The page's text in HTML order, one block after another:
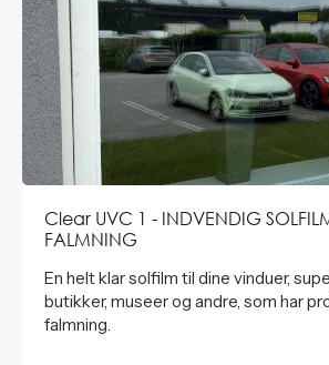
Clear UVC 1 - INDVENDIG
FALMNING
En helt klar solfilm til dine vinduer,
butikker, museer og andre, som har
falmning.